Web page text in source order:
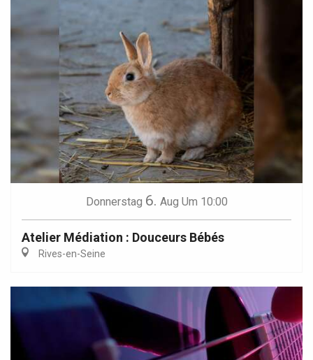
Donnerstag 6. Aug Um 10:00
Atelier Médiation : Douceurs Bébés
Rives-en-Seine